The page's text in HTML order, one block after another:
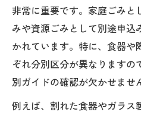
非常に重要です。家庭ごみと
みや資源ごみとして別途申
かれています。特に、食器
ぞれ分別区分が異なります
別ガイドの確認が欠かせませ
例えば、割れた食器やガラス